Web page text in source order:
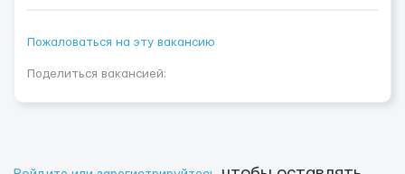
Пожаловаться на эту вакансию
Поделиться вакансией: